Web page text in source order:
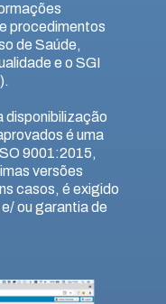
procedimentos
de Saúde,
e o SGI
disponibilização
é uma
9001:2015,
versões
casos, é exigido
ou garantia de